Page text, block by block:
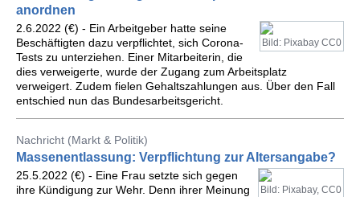
anordnen
Bild: Pixabay CC0
2.6.2022 (€) - Ein Arbeitgeber hatte seine
Beschäftigten dazu verpflichtet, sich Corona-
Tests zu unterziehen. Einer Mitarbeiterin, die
dies verweigerte, wurde der Zugang zum Arbeitsplatz
verweigert. Zudem fielen Gehaltszahlungen aus. Über den Fall
entschied nun das Bundesarbeitsgericht.
Nachricht (Markt & Politik)
Massenentlassung: Verpflichtung zur Altersangabe?
Bild: Pixabay, CC0
25.5.2022 (€) - Eine Frau setzte sich gegen
ihre Kündigung zur Wehr. Denn ihrer Meinung